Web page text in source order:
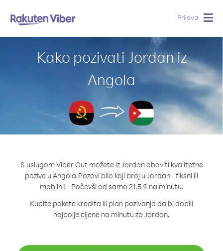
Prijava
Kako pozivati Jordan iz
Angola
S uslugom Viber Out možete iz Jordan obaviti kvalitetne
pozive u Angola.Pozovi bilo koji broj u Jordan - fiksni ili
mobilni! - Počevši od samo 21.5 ¢ na minutu.
Kupite pakete kredita ili plan pozivanja da bi dobili
najbolje cijene na minutu za Jordan.